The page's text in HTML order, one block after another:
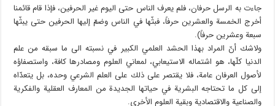
جاءت به الرسل حرفان، فلم يعرف الناس حتى اليوم غير الحرفين، فإذا قام قائمنا
أخرج الخمسة والعشرين حرفاً، فبثّها في الناس وضمّ إليها الحرفين حتى يبثّها
سبعة وعشرين حرفاً).
ولاشك أنّ المراد بهذا الحشد العلمي الكبير في نسبته الى ما سبقه من علم
الدنيا كلّها، هو اشتماله الاستيعابي، لمعاني العلوم ومصادرها كافة، واستصفاؤه
لأصول العرفان عامة، فلا يقتصر على ذلك على العلم الشرعي وحده، بل يتعدّاه
إلى كل ما تحتاجه البشرية في حياتها الجديدة من المعارف العقلية والفكرية
والصناعية والاقتصادية وبقية العلوم الأخرى.